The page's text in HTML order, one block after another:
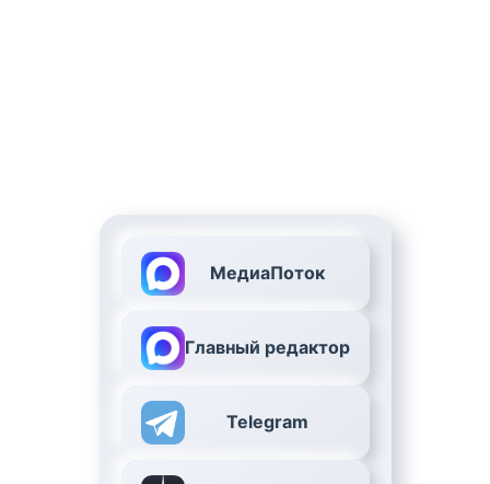
МедиаПоток
Главный редактор
Telegram